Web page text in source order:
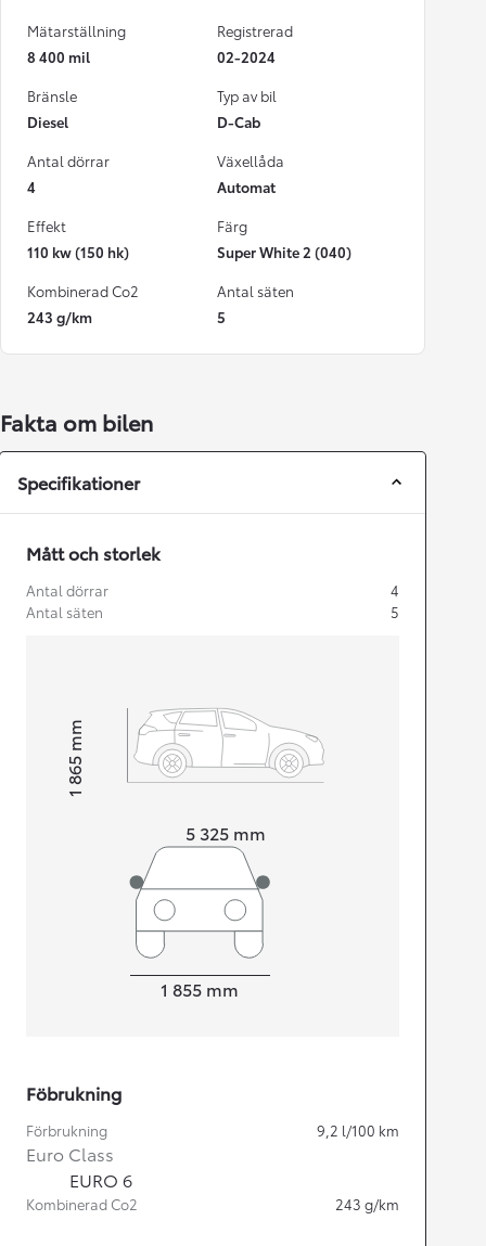
Mätarställning
8 400 mil
Registrerad
02-2024
Bränsle
Diesel
Typ av bil
D-Cab
Antal dörrar
4
Växellåda
Automat
Effekt
110 kw (150 hk)
Färg
Super White 2 (040)
Kombinerad Co2
243 g/km
Antal säten
5
Fakta om bilen
Specifikationer
Mått och storlek
Antal dörrar
4
Antal säten
5
5 325 mm
Height1 865
mm
1 855 mm
Föbrukning
Förbrukning 9,2 l/100 km
Euro Class
EURO 6
Kombinerad Co2 243 g/km